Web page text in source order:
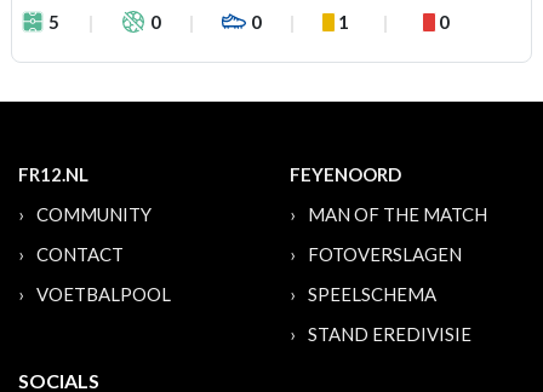
5
0 0 1 0
FR12.NL
COMMUNITY
CONTACT
VOETBALPOOL
FEYENOORD
MAN OF THE MATCH
FOTOVERSLAGEN
SPEELSCHEMA
STAND EREDIVISIE
SOCIALS